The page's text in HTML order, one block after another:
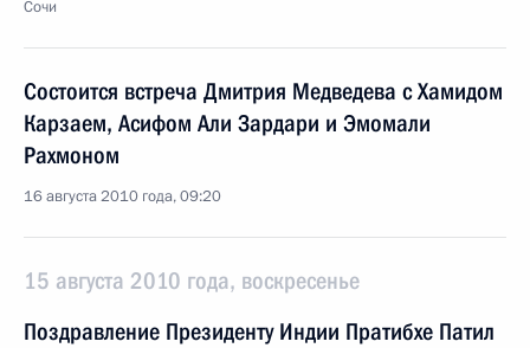
Сочи
Состоится встреча Дмитрия Медведева с Хамидом
Карзаем, Асифом Али Зардари и Эмомали
Рахмоном
16 августа 2010 года, 09:20
15 августа 2010 года, воскресенье
Поздравление Президенту Индии Пратибхе Патил